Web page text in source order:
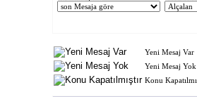
Yeni Mesaj Var
Yeni Mesaj Yok
Konu